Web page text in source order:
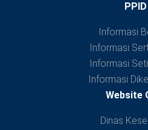
PPID
Informasi
Informasi
Informasi
Informasi
Website
Dinas